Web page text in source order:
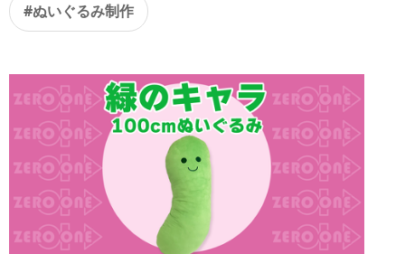
#ぬいぐるみ制作